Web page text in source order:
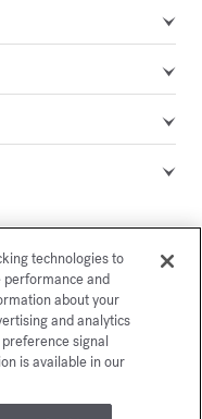
per telefono allo +33 (0)1
e da martedì a venerdì
technologies to
performance and
about your
and analytics
signal
is available in our